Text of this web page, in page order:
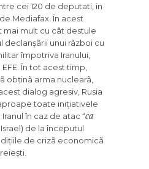
cei 120 de deputati, in
Mediafax. În acest
mai mult cu cât destule
unui rãzboi cu
împotriva Iranului,
În tot acest timp,
obținã arma nuclearã,
dialog agresiv, Rusia
toate inițiativele
în caz de atac “ca
de la începutul
de crizã economicã